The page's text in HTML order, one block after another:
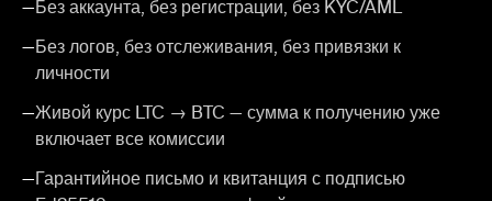
—Без аккаунта, без регистрации, без KYC/AML
—Без логов, без отслеживания, без привязки к
личности
—Живой курс LTC → BTC — сумма к получению уже
включает все комиссии
—Гарантийное письмо и квитанция с подписью